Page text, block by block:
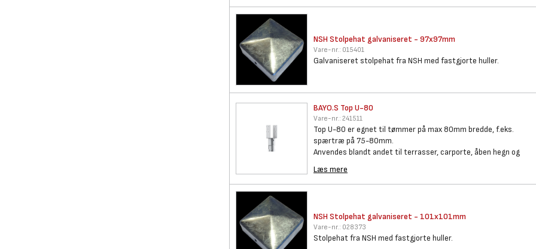
NSH Stolpehat galvaniseret - 97x97mm
Vare-nr.: 015401
Galvaniseret stolpehat fra NSH med fastgjorte huller.
BAYO.S Top U-80
Vare-nr.: 241511
Top U-80 er egnet til tømmer på max 80mm bredde, f.eks.
spærtræ på 75-80mm.
Anvendes blandt andet til terrasser, carporte, åben hegn og
Læs mere
NSH Stolpehat galvaniseret - 101x101mm
Vare-nr.: 028373
Stolpehat fra NSH med fastgjorte huller.